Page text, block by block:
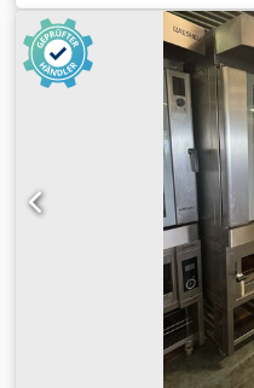
Gerätetiefe: ca. 1450 mm
Tablaranzahl: 18 Dcjdpfx
2450 mm Tablartiefe: ca.
Fachlast: 510 kg